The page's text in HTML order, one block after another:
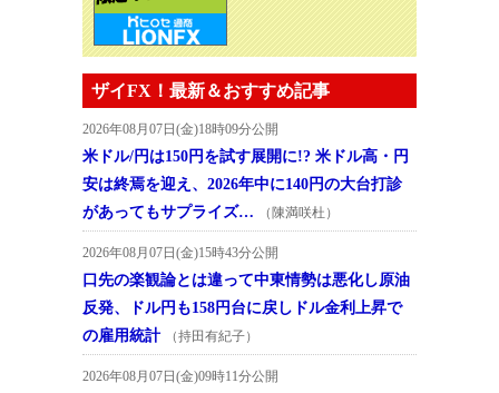
ザイFX！最新＆おすすめ記事
2026年08月07日(金)18時09分公開
米ドル/円は150円を試す展開に!? 米ドル高・円
安は終焉を迎え、2026年中に140円の大台打診
があってもサプライズ…
（陳満咲杜）
2026年08月07日(金)15時43分公開
口先の楽観論とは違って中東情勢は悪化し原油
反発、ドル円も158円台に戻しドル金利上昇で
の雇用統計
（持田有紀子）
2026年08月07日(金)09時11分公開